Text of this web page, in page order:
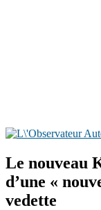
Le nouveau
d’une «
vedette